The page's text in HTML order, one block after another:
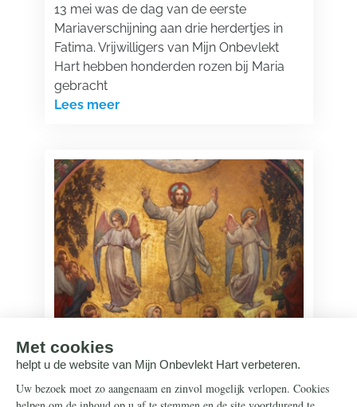
13 mei was de dag van de eerste
Mariaverschijning aan drie herdertjes in
Fatima. Vrijwilligers van Mijn Onbevlekt
Hart hebben honderden rozen bij Maria
gebracht
Lees meer
11 mei 2026
De Hemelvaart van Onze Lieve Heer